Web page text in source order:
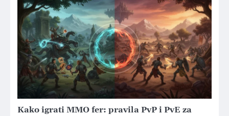
Kako igrati MMO fer: pravila PvP i PvE za